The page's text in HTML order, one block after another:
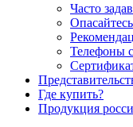
Часто
Телефоны
Где купить?
Продукция